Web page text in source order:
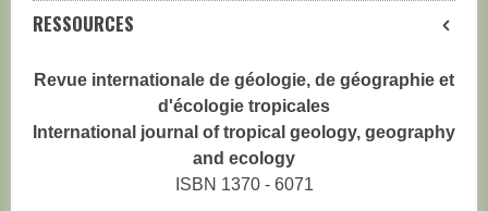
RESSOURCES
Revue internationale de géologie, de géographie et
d'écologie tropicales
International journal of tropical geology, geography
and ecology
ISBN 1370 - 6071